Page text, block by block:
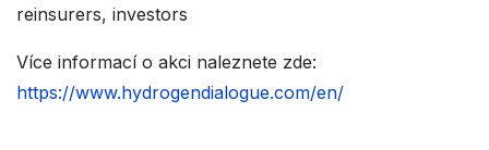
reinsurers, investors
Více informací o akci naleznete zde:
https://www.hydrogendialogue.com/en/